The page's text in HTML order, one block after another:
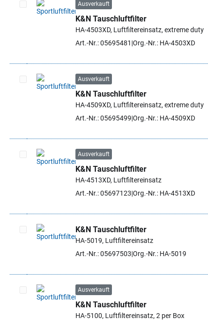
Artikel auswählen
Ausverkauft
K&N Tauschluftfilter
HA-4503XD, Luftfiltereinsatz, extreme duty
Art.-Nr.: 05695481 Org.-Nr.: HA-4503XD
Artikel auswählen
Ausverkauft
K&N Tauschluftfilter
HA-4509XD, Luftfiltereinsatz, extreme duty
Art.-Nr.: 05695499 Org.-Nr.: HA-4509XD
Artikel auswählen
Ausverkauft
K&N Tauschluftfilter
HA-4513XD, Luftfiltereinsatz
Art.-Nr.: 05697123 Org.-Nr.: HA-4513XD
Artikel auswählen
K&N Tauschluftfilter
HA-5019, Luftfiltereinsatz
Art.-Nr.: 05697503 Org.-Nr.: HA-5019
Artikel auswählen
Ausverkauft
K&N Tauschluftfilter
HA-5100, Luftfiltereinsatz, 2 per Box